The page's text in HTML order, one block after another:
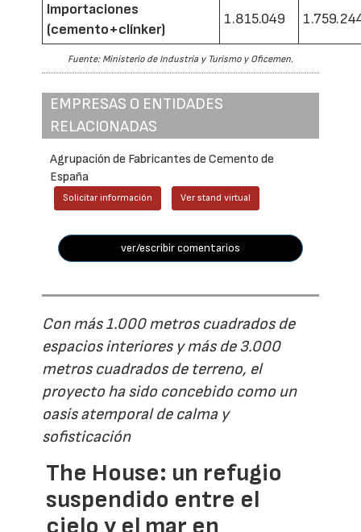
Importaciones
(cemento+clínker)
1.815.049
Fuente: Ministerio de Industria y Turismo y Oficemen.
EMPRESAS O ENTIDADES
RELACIONADAS
Agrupación de Fabricantes de Cemento de
España
Solicitar información Ver stand virtual
ver/escribir comentarios
Con más 1.000 metros cuadrados de
espacios interiores y más de 3.000
metros cuadrados de terreno, el
proyecto ha sido concebido como un
oasis atemporal de calma y
sofisticación
The House: un refugio
suspendido entre el
cielo y el mar en